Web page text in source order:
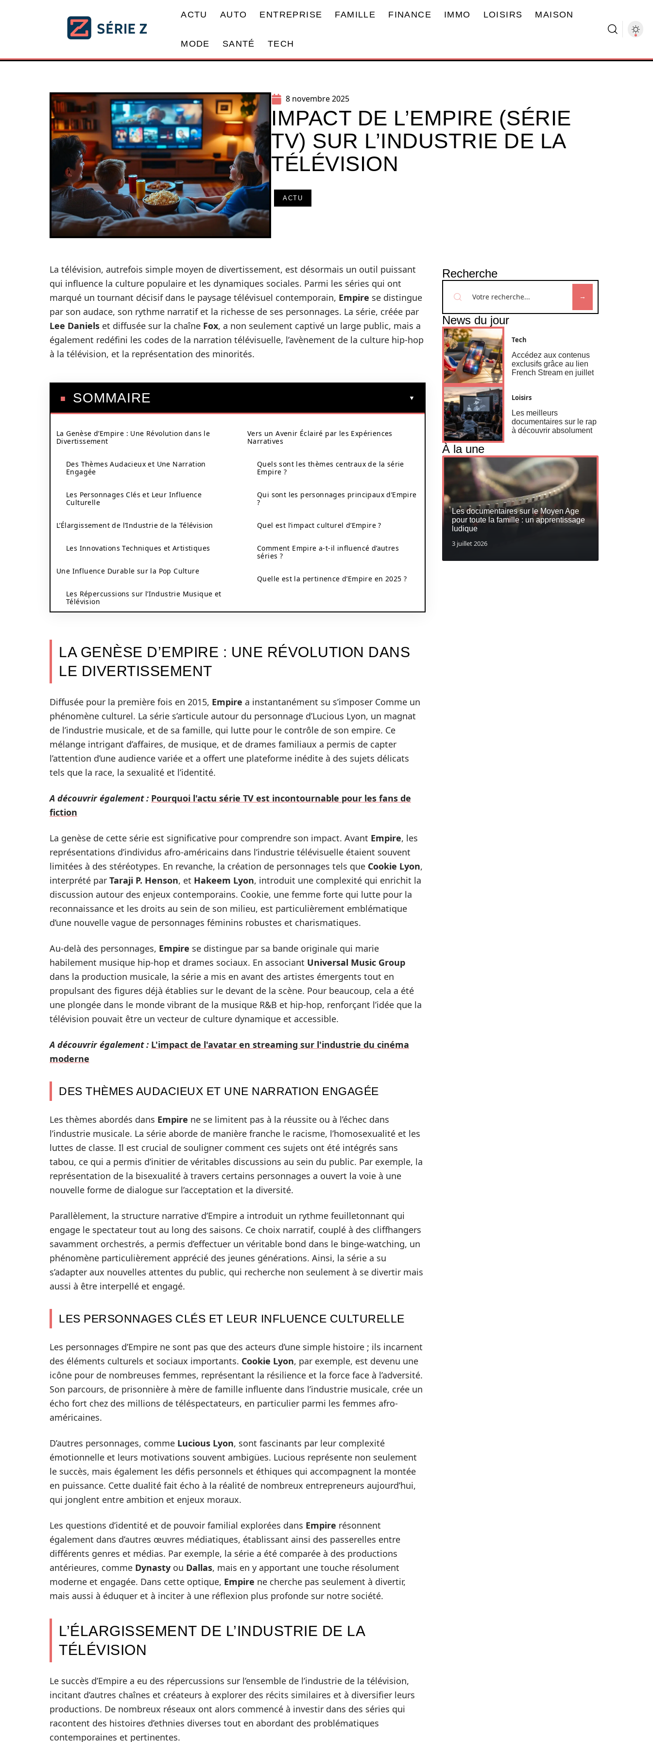
ACTU AUTO ENTREPRISE FAMILLE FINANCE IMMO LOISIRS MAISON
MODE SANTÉ TECH
8 novembre 2025
IMPACT DE L’EMPIRE (SÉRIE
TV) SUR L’INDUSTRIE DE LA
TÉLÉVISION
ACTU
La télévision, autrefois simple moyen de divertissement, est désormais un outil puissant
qui influence la culture populaire et les dynamiques sociales. Parmi les séries qui ont
marqué un tournant décisif dans le paysage télévisuel contemporain, Empire se distingue
par son audace, son rythme narratif et la richesse de ses personnages. La série, créée par
Lee Daniels et diffusée sur la chaîne Fox, a non seulement captivé un large public, mais a
également redéfini les codes de la narration télévisuelle, l’avènement de la culture hip-hop
à la télévision, et la représentation des minorités.
SOMMAIRE
La Genèse d’Empire : Une Révolution dans le
Divertissement
Des Thèmes Audacieux et Une Narration
Engagée
Les Personnages Clés et Leur Influence
Culturelle
L’Élargissement de l’Industrie de la Télévision
Les Innovations Techniques et Artistiques
Une Influence Durable sur la Pop Culture
Les Répercussions sur l’Industrie Musique et
Télévision
Vers un Avenir Éclairé par les Expériences
Narratives
Quels sont les thèmes centraux de la série
Empire ?
Qui sont les personnages principaux d’Empire
?
Quel est l’impact culturel d’Empire ?
Comment Empire a-t-il influencé d’autres
séries ?
Quelle est la pertinence d’Empire en 2025 ?
LA GENÈSE D’EMPIRE : UNE RÉVOLUTION DANS
LE DIVERTISSEMENT
Diffusée pour la première fois en 2015, Empire a instantanément su s’imposer Comme un
phénomène culturel. La série s’articule autour du personnage d’Lucious Lyon, un magnat
de l’industrie musicale, et de sa famille, qui lutte pour le contrôle de son empire. Ce
mélange intrigant d’affaires, de musique, et de drames familiaux a permis de capter
l’attention d’une audience variée et a offert une plateforme inédite à des sujets délicats
tels que la race, la sexualité et l’identité.
A découvrir également : Pourquoi l'actu série TV est incontournable pour les fans de
fiction
La genèse de cette série est significative pour comprendre son impact. Avant Empire, les
représentations d’individus afro-américains dans l’industrie télévisuelle étaient souvent
limitées à des stéréotypes. En revanche, la création de personnages tels que Cookie Lyon,
interprété par Taraji P. Henson, et Hakeem Lyon, introduit une complexité qui enrichit la
discussion autour des enjeux contemporains. Cookie, une femme forte qui lutte pour la
reconnaissance et les droits au sein de son milieu, est particulièrement emblématique
d’une nouvelle vague de personnages féminins robustes et charismatiques.
Au-delà des personnages, Empire se distingue par sa bande originale qui marie
habilement musique hip-hop et drames sociaux. En associant Universal Music Group
dans la production musicale, la série a mis en avant des artistes émergents tout en
propulsant des figures déjà établies sur le devant de la scène. Pour beaucoup, cela a été
une plongée dans le monde vibrant de la musique R&B et hip-hop, renforçant l’idée que la
télévision pouvait être un vecteur de culture dynamique et accessible.
A découvrir également : L'impact de l'avatar en streaming sur l'industrie du cinéma
moderne
DES THÈMES AUDACIEUX ET UNE NARRATION ENGAGÉE
Les thèmes abordés dans Empire ne se limitent pas à la réussite ou à l’échec dans
l’industrie musicale. La série aborde de manière franche le racisme, l’homosexualité et les
luttes de classe. Il est crucial de souligner comment ces sujets ont été intégrés sans
tabou, ce qui a permis d’initier de véritables discussions au sein du public. Par exemple, la
représentation de la bisexualité à travers certains personnages a ouvert la voie à une
nouvelle forme de dialogue sur l’acceptation et la diversité.
Parallèlement, la structure narrative d’Empire a introduit un rythme feuilletonnant qui
engage le spectateur tout au long des saisons. Ce choix narratif, couplé à des cliffhangers
savamment orchestrés, a permis d’effectuer un véritable bond dans le binge-watching, un
phénomène particulièrement apprécié des jeunes générations. Ainsi, la série a su
s’adapter aux nouvelles attentes du public, qui recherche non seulement à se divertir mais
aussi à être interpellé et engagé.
LES PERSONNAGES CLÉS ET LEUR INFLUENCE CULTURELLE
Les personnages d’Empire ne sont pas que des acteurs d’une simple histoire ; ils incarnent
des éléments culturels et sociaux importants. Cookie Lyon, par exemple, est devenu une
icône pour de nombreuses femmes, représentant la résilience et la force face à l’adversité.
Son parcours, de prisonnière à mère de famille influente dans l’industrie musicale, crée un
écho fort chez des millions de téléspectateurs, en particulier parmi les femmes afro-
américaines.
D’autres personnages, comme Lucious Lyon, sont fascinants par leur complexité
émotionnelle et leurs motivations souvent ambigües. Lucious représente non seulement
le succès, mais également les défis personnels et éthiques qui accompagnent la montée
en puissance. Cette dualité fait écho à la réalité de nombreux entrepreneurs aujourd’hui,
qui jonglent entre ambition et enjeux moraux.
Les questions d’identité et de pouvoir familial explorées dans Empire résonnent
également dans d’autres œuvres médiatiques, établissant ainsi des passerelles entre
différents genres et médias. Par exemple, la série a été comparée à des productions
antérieures, comme Dynasty ou Dallas, mais en y apportant une touche résolument
moderne et engagée. Dans cette optique, Empire ne cherche pas seulement à divertir,
mais aussi à éduquer et à inciter à une réflexion plus profonde sur notre société.
L’ÉLARGISSEMENT DE L’INDUSTRIE DE LA
TÉLÉVISION
Le succès d’Empire a eu des répercussions sur l’ensemble de l’industrie de la télévision,
incitant d’autres chaînes et créateurs à explorer des récits similaires et à diversifier leurs
productions. De nombreux réseaux ont alors commencé à investir dans des séries qui
racontent des histoires d’ethnies diverses tout en abordant des problématiques
contemporaines et pertinentes.
Recherche
News du jour
Tech
Accédez aux contenus
exclusifs grâce au lien
French Stream en juillet
Loisirs
Les meilleurs
documentaires sur le rap
à découvrir absolument
À la une
Les documentaires sur le Moyen Age
pour toute la famille : un apprentissage
ludique
3 juillet 2026